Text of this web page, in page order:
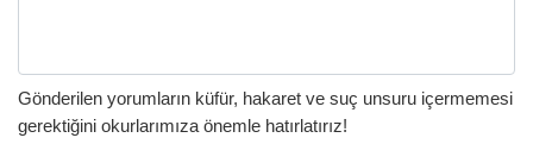
Gönderilen yorumların küfür, hakaret ve suç unsuru içermemesi
gerektiğini okurlarımıza önemle hatırlatırız!